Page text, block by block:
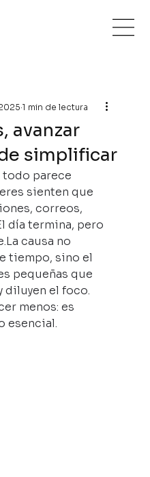
avanzar
simplificar
1 min de lectura
parece
sienten que
correos,
día termina, pero
causa no
tiempo, sino el
pequeñas que
diluyen el foco.
menos: es
esencial.